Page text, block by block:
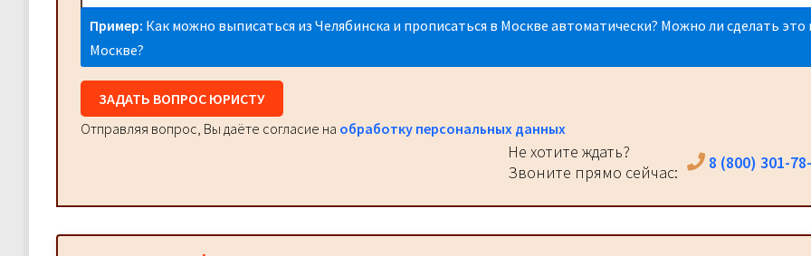
Пример: Как можно выписаться из Челябинска и прописаться в Москве автоматически? Можно ли сделать это
Москве?
ЗАДАТЬ ВОПРОС ЮРИСТУ
Отправляя вопрос, Вы даёте согласие на обработку персональных данных
Не хотите ждать?
Звоните прямо сейчас:
8 (800) 301-